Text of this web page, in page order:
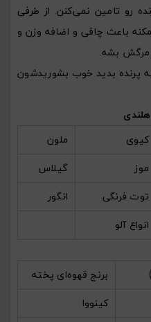
رو تامین نمی‌کنن. از طرفی
باعث چاقی و اضافه وزن و
مرگش بشه.
پرنده بدید خوب بشوریدشون
کیوی
ملون
موز
گیلاس
توت فرنگی
انگور
انواع آلو
برنج قهوه‌ای پخته
کینووا